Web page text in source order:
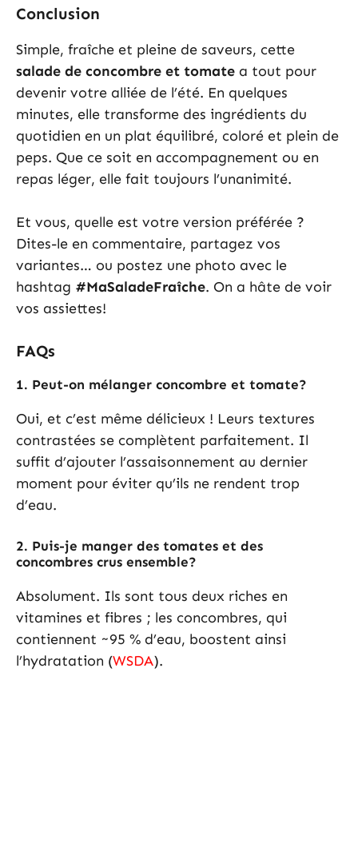
Conclusion
Simple, fraîche et pleine de saveurs, cette
salade de concombre et tomate a tout pour
devenir votre alliée de l’été. En quelques
minutes, elle transforme des ingrédients du
quotidien en un plat équilibré, coloré et plein de
peps. Que ce soit en accompagnement ou en
repas léger, elle fait toujours l’unanimité.
Et vous, quelle est votre version préférée ?
Dites-le en commentaire, partagez vos
variantes… ou postez une photo avec le
hashtag #MaSaladeFraîche. On a hâte de voir
vos assiettes!
FAQs
1. Peut-on mélanger concombre et tomate?
Oui, et c’est même délicieux ! Leurs textures
contrastées se complètent parfaitement. Il
suffit d’ajouter l’assaisonnement au dernier
moment pour éviter qu’ils ne rendent trop
d’eau.
2. Puis-je manger des tomates et des
concombres crus ensemble?
Absolument. Ils sont tous deux riches en
vitamines et fibres ; les concombres, qui
contiennent ~95 % d’eau, boostent ainsi
l’hydratation (WSDA).